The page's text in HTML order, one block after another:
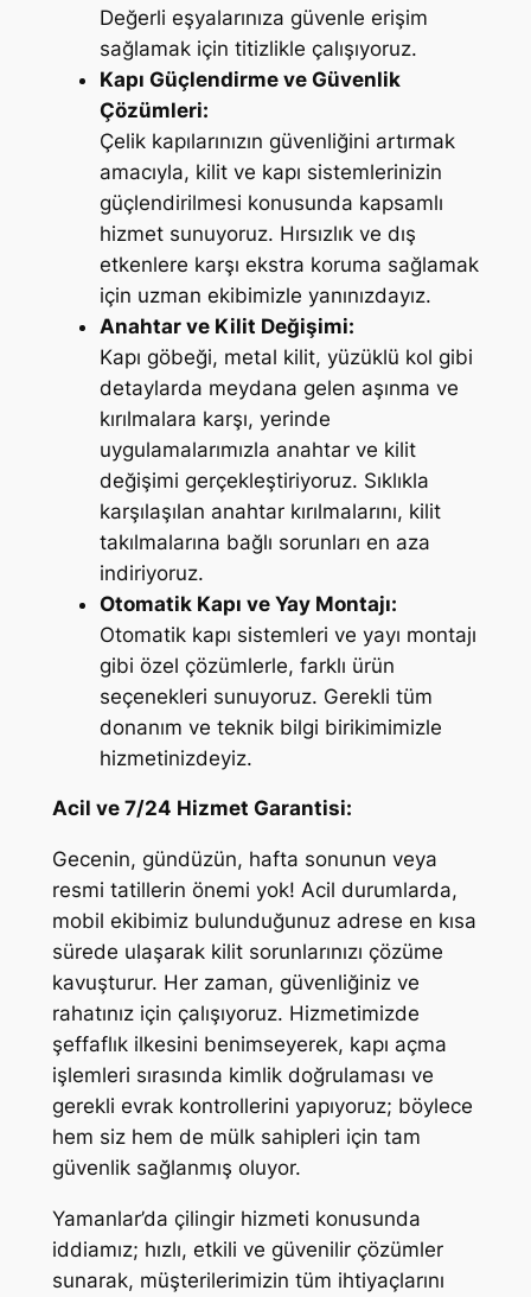
Değerli eşyalarınıza güvenle erişim
sağlamak için titizlikle çalışıyoruz.
Kapı Güçlendirme ve Güvenlik
Çözümleri:
Çelik kapılarınızın güvenliğini artırmak
amacıyla, kilit ve kapı sistemlerinizin
güçlendirilmesi konusunda kapsamlı
hizmet sunuyoruz. Hırsızlık ve dış
etkenlere karşı ekstra koruma sağlamak
için uzman ekibimizle yanınızdayız.
Anahtar ve Kilit Değişimi:
Kapı göbeği, metal kilit, yüzüklü kol gibi
detaylarda meydana gelen aşınma ve
kırılmalara karşı, yerinde
uygulamalarımızla anahtar ve kilit
değişimi gerçekleştiriyoruz. Sıklıkla
karşılaşılan anahtar kırılmalarını, kilit
takılmalarına bağlı sorunları en aza
indiriyoruz.
Otomatik Kapı ve Yay Montajı:
Otomatik kapı sistemleri ve yayı montajı
gibi özel çözümlerle, farklı ürün
seçenekleri sunuyoruz. Gerekli tüm
donanım ve teknik bilgi birikimimizle
hizmetinizdeyiz.
Acil ve 7/24 Hizmet Garantisi:
Gecenin, gündüzün, hafta sonunun veya
resmi tatillerin önemi yok! Acil durumlarda,
mobil ekibimiz bulunduğunuz adrese en kısa
sürede ulaşarak kilit sorunlarınızı çözüme
kavuşturur. Her zaman, güvenliğiniz ve
rahatınız için çalışıyoruz. Hizmetimizde
şeffaflık ilkesini benimseyerek, kapı açma
işlemleri sırasında kimlik doğrulaması ve
gerekli evrak kontrollerini yapıyoruz; böylece
hem siz hem de mülk sahipleri için tam
güvenlik sağlanmış oluyor.
Yamanlar’da çilingir hizmeti konusunda
iddiamız; hızlı, etkili ve güvenilir çözümler
sunarak, müşterilerimizin tüm ihtiyaçlarını